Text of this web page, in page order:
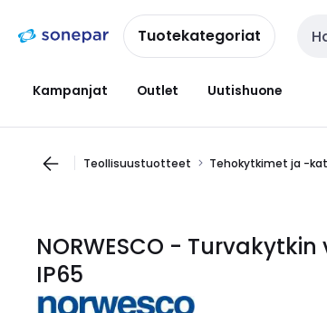
navigointiinsisältöönTuotekategoriat Haku
Kampanjat Outlet Uutishuone
Teollisuustuotteet Tehokytkimet ja -
NORWESCO - Turvakytkin
IP65